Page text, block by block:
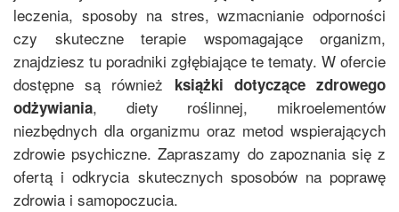
leczenia, sposoby na stres, wzmacnianie odporności
czy skuteczne terapie wspomagające organizm,
znajdziesz tu poradniki zgłębiające te tematy. W ofercie
dostępne są również książki dotyczące zdrowego
odżywiania, diety roślinnej, mikroelementów
niezbędnych dla organizmu oraz metod wspierających
zdrowie psychiczne. Zapraszamy do zapoznania się z
ofertą i odkrycia skutecznych sposobów na poprawę
zdrowia i samopoczucia.